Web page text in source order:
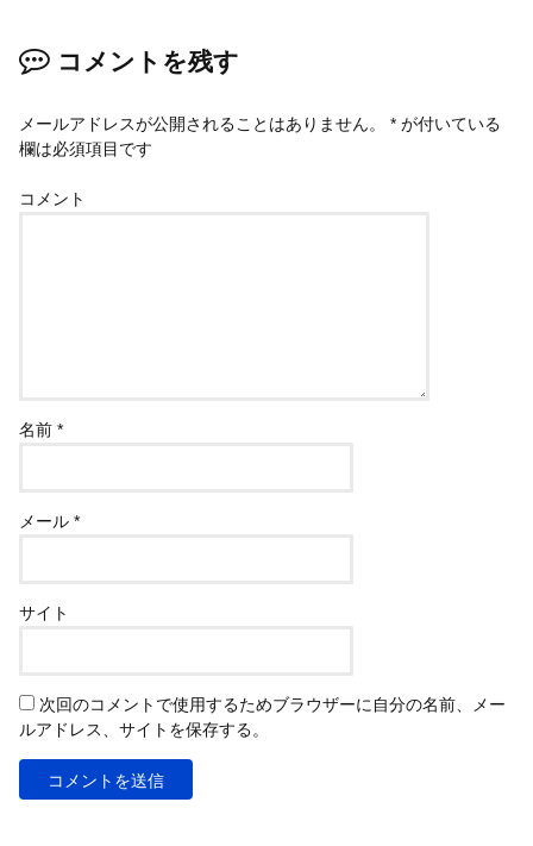
コメントを残す
メールアドレスが公開されることはありません。 * が付いている
欄は必須項目です
コメント
名前*
メール*
サイト
次回のコメントで使用するためブラウザーに自分の名前、メー
ルアドレス、サイトを保存する。